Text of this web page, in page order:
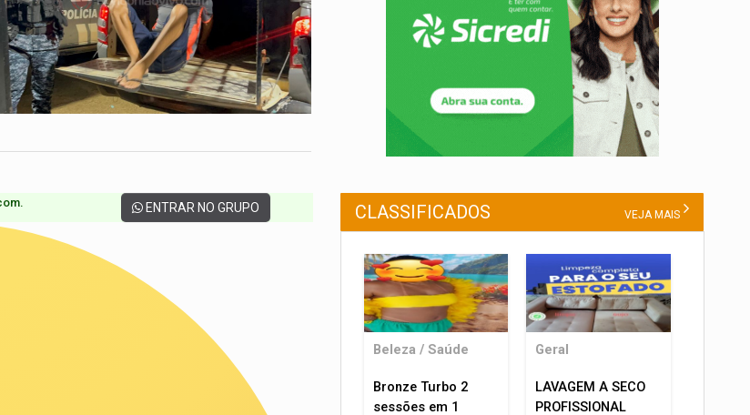
ENTRAR NO GRUPO CLASSIFICADOS VEJA MAIS
Beleza / Saúde
Bronze Turbo 2
sessões em 1
Geral
LAVAGEM A SECO
PROFISSIONAL